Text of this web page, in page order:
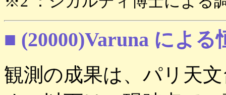
■ (20000)Varuna によ
観測の成果は、パリ天